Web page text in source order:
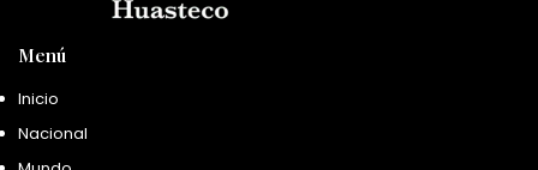
Menú
Inicio
Nacional